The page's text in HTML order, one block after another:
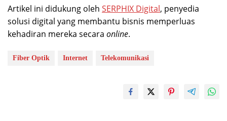
Artikel ini didukung oleh SERPHIX Digital, penyedia
solusi digital yang membantu bisnis memperluas
kehadiran mereka secara online.
Fiber Optik Internet Telekomunikasi